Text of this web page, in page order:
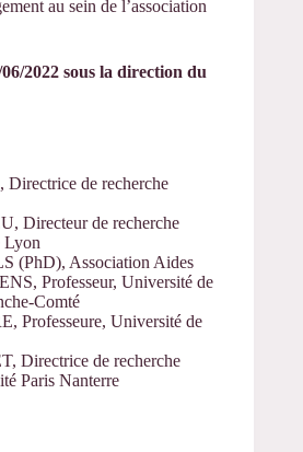
au sein de l’association
2022 sous la direction du
de recherche
Directeur de recherche
Lyon
(PhD), Association Aides
Professeur, Université de
Comté
Professeure, Université de
Directrice de recherche
Paris Nanterre